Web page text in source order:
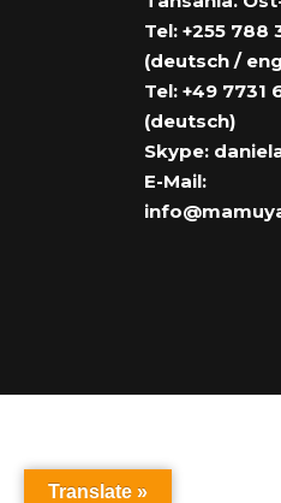
Tel: +255 788
(deutsch /
Tel: +49 7731
(deutsch)
Skype:
E-Mail:
Translate »